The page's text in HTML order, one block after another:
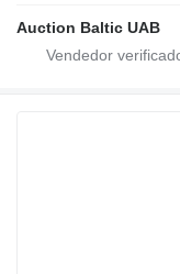
Auction Baltic UAB